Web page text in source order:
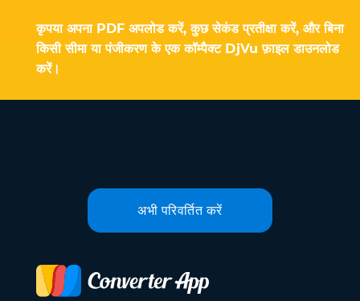
कृपया अपना PDF अपलोड करें, कुछ सेकंड प्रतीक्षा करें, और बिना
किसी सीमा या पंजीकरण के एक कॉम्पैक्ट DjVu फ़ाइल डाउनलोड
करें।
अभी परिवर्तित करें